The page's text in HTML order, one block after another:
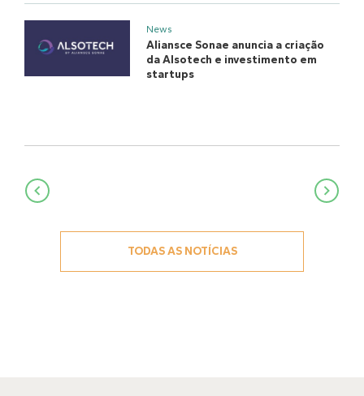
News
Aliansce Sonae anuncia a criação
da Alsotech e investimento em
startups
Navegação
TODAS AS NOTÍCIAS